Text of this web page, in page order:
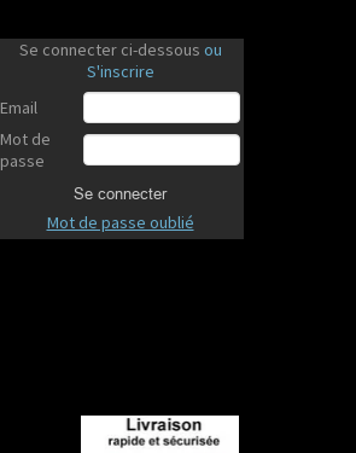
Se connecter ci-dessous ou
S'inscrire
Email
Mot de
passe
Se connecter
Mot de passe oublié